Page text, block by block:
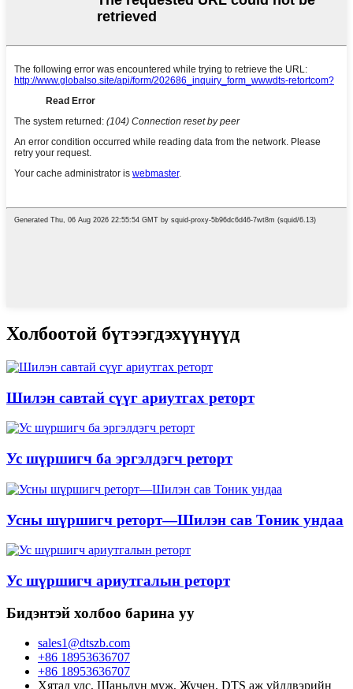
Холбоотой бүтээгдэхүүнүүд
Шилэн савтай сүүг ариутгах реторт
Ус шүршигч ба эргэлдэгч реторт
Усны шүршигч реторт—Шилэн сав Тоник ундаа
Ус шүршигч ариутгалын реторт
Бидэнтэй холбоо барина уу
sales1@dtszb.com
+86 18953636707
+86 18953636707
Хятад улс, Шаньдун муж, Жучен, DTS аж үйлдвэрийн